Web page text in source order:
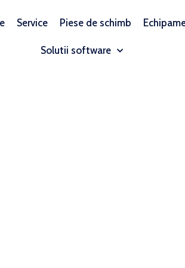
Service Piese de schimb
Solutii software